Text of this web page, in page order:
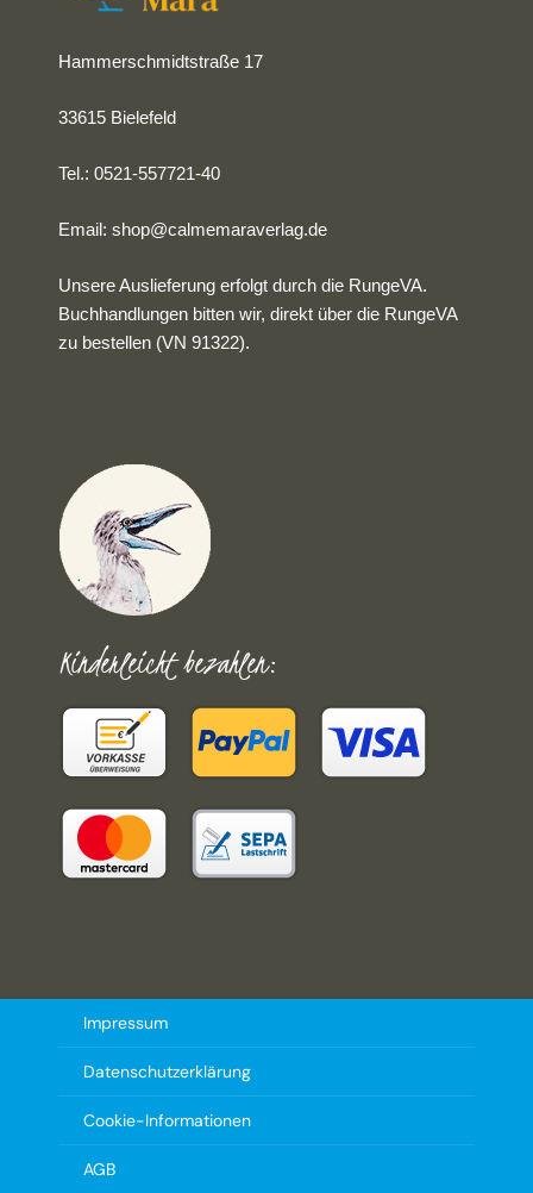
Hammerschmidtstraße 17
33615 Bielefeld
Tel.: 0521-557721-40
Email:shop@calmemaraverlag.de
Unsere Auslieferung erfolgt durch die RungeVA.
Buchhandlungen bitten wir, direkt über die RungeVA
zu bestellen (VN 91322).
Kinderleicht bezahlen:
Impressum
Datenschutzerklärung
Cookie-Informationen
AGB